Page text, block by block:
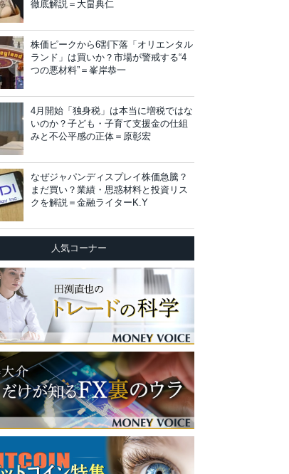
徹底解説＝大畠典仁
株価ピークから6割下落「オリエンタル
ランド」は買いか？市場が警戒する“4
つの悪材料”＝峯岸恭一
4月開始「独身税」は本当に増税ではな
いのか？子ども・子育て支援金の仕組
みと不公平感の正体＝原彰宏
なぜジャパンディスプレイ株価急騰？
まだ買い？業績・思惑材料と投資リス
クを解説＝金融ライターK.Y
人気コーナー